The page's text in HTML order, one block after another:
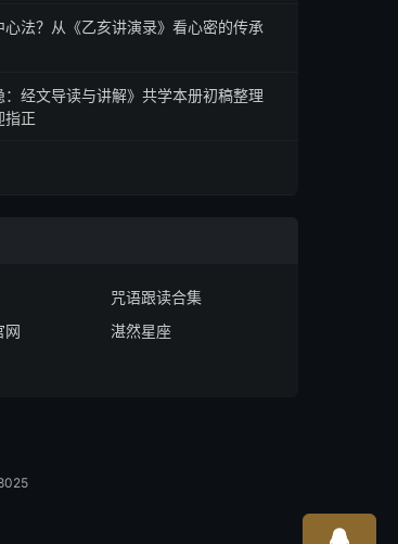
心法？从《乙亥讲演录》看心密的传承
：经文导读与讲解》共学本册初稿整理
指正
咒语跟读合集
网
湛然星座